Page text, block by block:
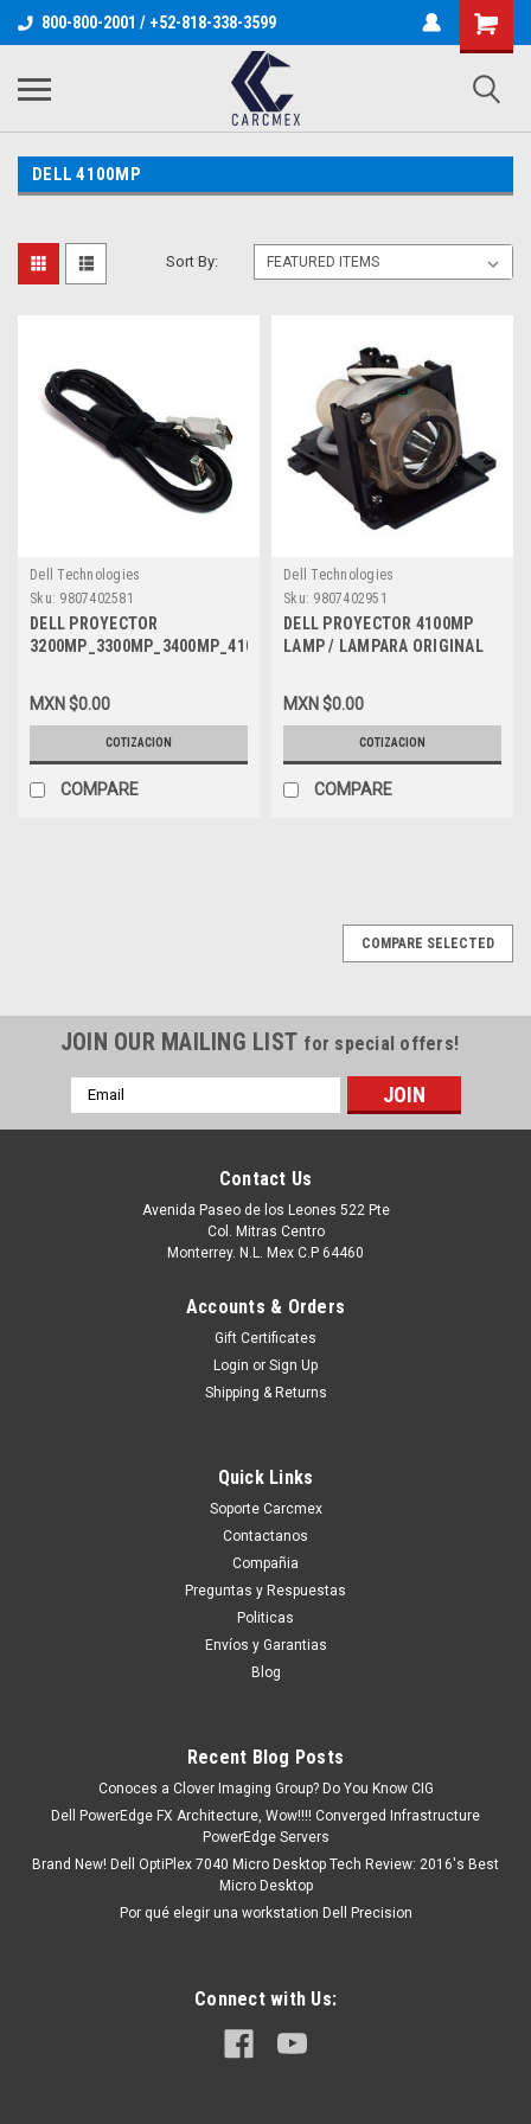
800-800-2001 / +52-818-338-3599
DELL 4100MP
Sort By:
Dell Technologies
Sku: 9807402581
DELL PROYECTOR
3200MP_3300MP_3400MP_4100MP_5100MP
MXN $0.00
COTIZACION
COMPARE
Dell Technologies
Sku: 9807402951
DELL PROYECTOR 4100MP
LAMP / LAMPARA ORIGINAL
MXN $0.00
COTIZACION
COMPARE
3200MP_3300MP_3400MP_4100MP_5100MP
CABLE M1-DA TO DVI F0684
Este Producto se encuentra en Existencia si esta marcado
como IN STOCK, de otra manera tendra un entrega entre 7 a
hasta el 10% en Monedero...
COTIZACION
COMPARE
COMPARE SELECTED
JOIN OUR MAILING LIST for special offers!
Email
Address
Contact Us
Avenida Paseo de los Leones 522 Pte
Col. Mitras Centro
Monterrey. N.L. Mex C.P 64460
Accounts & Orders
Gift Certificates
Login or Sign Up
Shipping & Returns
Quick Links
Soporte Carcmex
Contactanos
Compañia
Preguntas y Respuestas
Politicas
Envíos y Garantias
Blog
Recent Blog Posts
Conoces a Clover Imaging Group? Do You Know CIG
Dell PowerEdge FX Architecture, Wow!!!! Converged Infrastructure
PowerEdge Servers
Brand New! Dell OptiPlex 7040 Micro Desktop Tech Review: 2016's Best
Micro Desktop
Por qué elegir una workstation Dell Precision
Connect with Us: